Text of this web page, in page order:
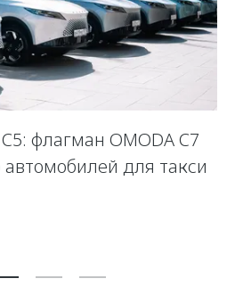
флагман OMODA C7
для такси